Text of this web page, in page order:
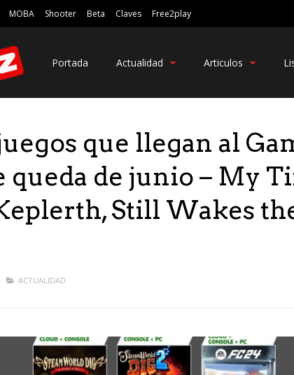
MOBA Shooter Beta Claves Free2play
Portada Actualidad Articulos
que llegan al
queda de junio – My
Still Wakes
ACTUALIDAD